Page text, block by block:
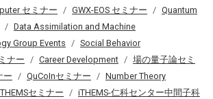
セミナー GWX-EOS セミナー
Quantum
Data Assimilation and Machine
Group Events
Social Behavior
ナー Career Development
場の量子論セミ
ー QuCoInセミナー
Number Theory
セミナー
iTHEMS-仁科センター中間子科